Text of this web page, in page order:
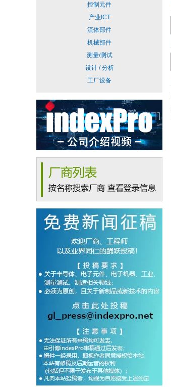
控制元件
产业ICT
流体部件
机械部件
测量/测试
设计 / 分析
工厂设备